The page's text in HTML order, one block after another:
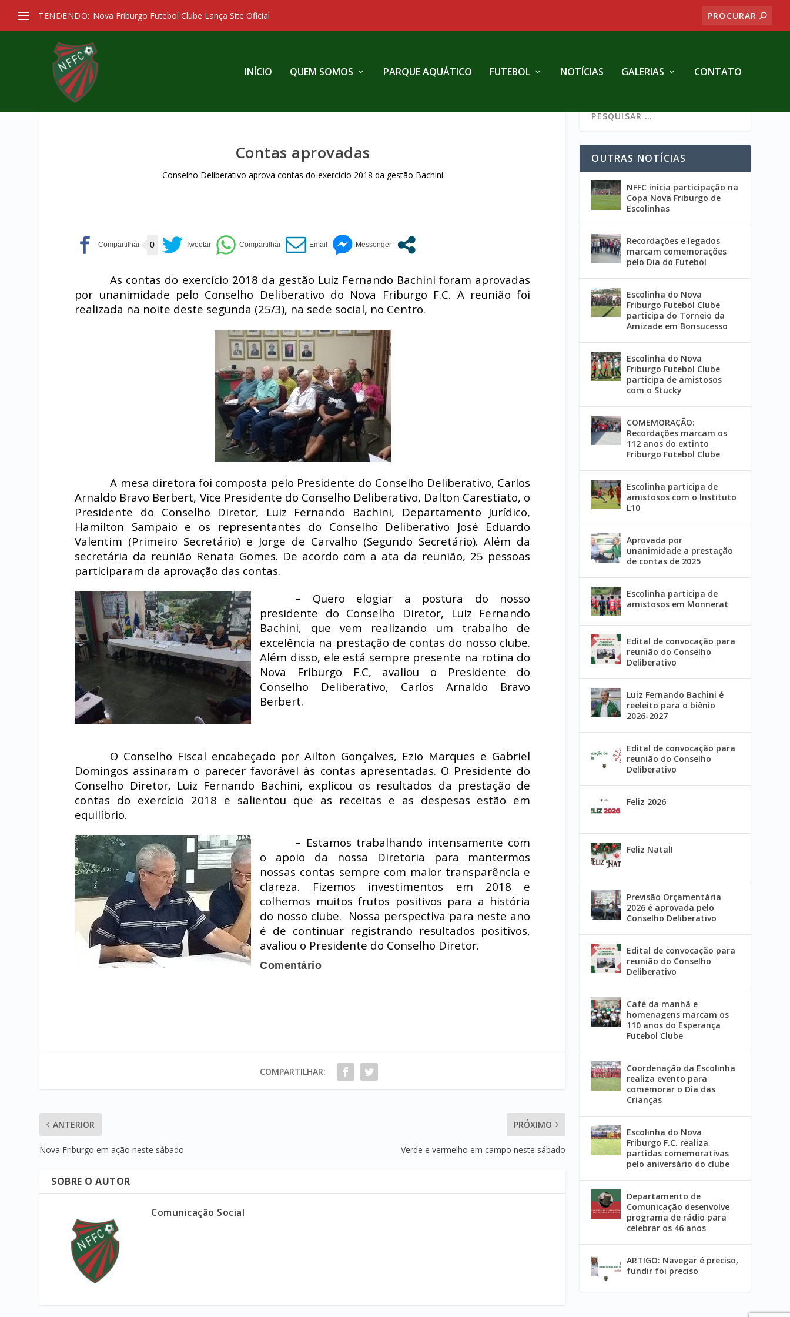
TENDENDO: Nova Friburgo Futebol Clube Lança Site Oficial
INÍCIO QUEM SOMOS PARQUE AQUÁTICO FUTEBOL NOTÍCIAS GALERIAS CONTATO
Contas aprovadas
Conselho Deliberativo aprova contas do exercício 2018 da gestão Bachini
0
As contas do exercício 2018 da gestão Luiz Fernando Bachini foram aprovadas
por unanimidade pelo Conselho Deliberativo do Nova Friburgo F.C. A reunião foi
realizada na noite deste segunda (25/3), na sede social, no Centro.
A mesa diretora foi composta pelo Presidente do Conselho Deliberativo, Carlos
Arnaldo Bravo Berbert, Vice Presidente do Conselho Deliberativo, Dalton Carestiato, o
Presidente do Conselho Diretor, Luiz Fernando Bachini, Departamento Jurídico,
Hamilton Sampaio e os representantes do Conselho Deliberativo José Eduardo
Valentim (Primeiro Secretário) e Jorge de Carvalho (Segundo Secretário). Além da
secretária da reunião Renata Gomes. De acordo com a ata da reunião, 25 pessoas
participaram da aprovação das contas.
– Quero elogiar a postura do nosso
presidente do Conselho Diretor, Luiz Fernando
Bachini, que vem realizando um trabalho de
excelência na prestação de contas do nosso clube.
Além disso, ele está sempre presente na rotina do
Nova Friburgo F.C, avaliou o Presidente do
Conselho Deliberativo, Carlos Arnaldo Bravo
Berbert.
O Conselho Fiscal encabeçado por Ailton Gonçalves, Ezio Marques e Gabriel
Domingos assinaram o parecer favorável às contas apresentadas. O Presidente do
Conselho Diretor, Luiz Fernando Bachini, explicou os resultados da prestação de
contas do exercício 2018 e salientou que as receitas e as despesas estão em
equilíbrio.
– Estamos trabalhando intensamente com
o apoio da nossa Diretoria para mantermos
nossas contas sempre com maior transparência e
clareza. Fizemos investimentos em 2018 e
colhemos muitos frutos positivos para a história
do nosso clube. Nossa perspectiva para neste ano
é de continuar registrando resultados positivos,
avaliou o Presidente do Conselho Diretor.
Comentário
COMPARTILHAR:
ANTERIOR
Nova Friburgo em ação neste sábado
PRÓXIMO
Verde e vermelho em campo neste sábado
SOBRE O AUTOR
Comunicação Social
OUTRAS NOTÍCIAS
NFFC inicia participação na
Copa Nova Friburgo de
Escolinhas
Recordações e legados
marcam comemorações
pelo Dia do Futebol
Escolinha do Nova
Friburgo Futebol Clube
participa do Torneio da
Amizade em Bonsucesso
Escolinha do Nova
Friburgo Futebol Clube
participa de amistosos
com o Stucky
COMEMORAÇÃO:
Recordações marcam os
112 anos do extinto
Friburgo Futebol Clube
Escolinha participa de
amistosos com o Instituto
L10
Aprovada por
unanimidade a prestação
de contas de 2025
Escolinha participa de
amistosos em Monnerat
Edital de convocação para
reunião do Conselho
Deliberativo
Luiz Fernando Bachini é
reeleito para o biênio
2026-2027
Edital de convocação para
reunião do Conselho
Deliberativo
Feliz 2026
Feliz Natal!
Previsão Orçamentária
2026 é aprovada pelo
Conselho Deliberativo
Edital de convocação para
reunião do Conselho
Deliberativo
Café da manhã e
homenagens marcam os
110 anos do Esperança
Futebol Clube
Coordenação da Escolinha
realiza evento para
comemorar o Dia das
Crianças
Escolinha do Nova
Friburgo F.C. realiza
partidas comemorativas
pelo aniversário do clube
Departamento de
Comunicação desenvolve
programa de rádio para
celebrar os 46 anos
ARTIGO: Navegar é preciso,
fundir foi preciso